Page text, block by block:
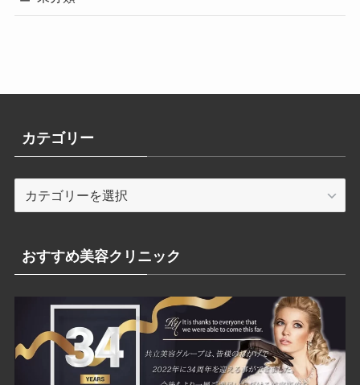
カテゴリー
テ
リ
ー
おすすめ美容クリニック